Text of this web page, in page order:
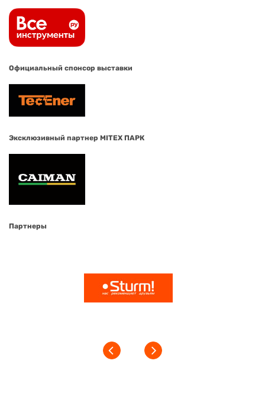
Официальный спонсор выставки
Эксклюзивный партнер MITEX ПАРК
Партнеры